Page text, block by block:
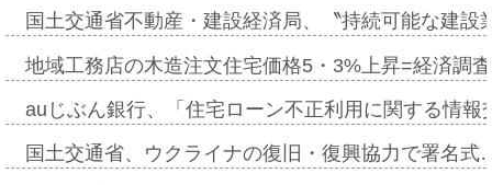
国土交通省不動産・建設経済局、〝持続可能な建
地域工務店の木造注文住宅価格5・3%上昇=経済調
auじぶん銀行、「住宅ローン不正利用に関する情
国土交通省、ウクライナの復旧・復興協力で署名